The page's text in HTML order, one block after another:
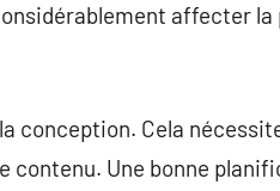
affecter
conception. Cela
contenu. Une bonne